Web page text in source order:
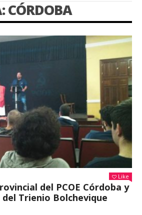
CÓRDOBA
Like
del PCOE Córdoba y
Trienio Bolchevique